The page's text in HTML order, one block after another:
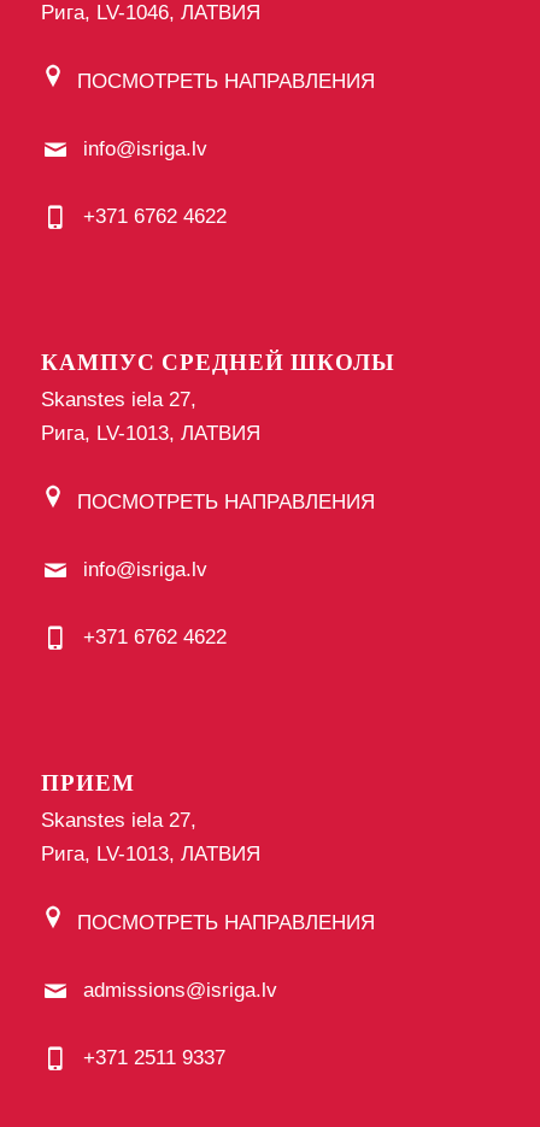
Рига, LV-1046, ЛАТВИЯ
ПОСМОТРЕТЬ НАПРАВЛЕНИЯ
info@isriga.lv
+371 6762 4622
КАМПУС СРЕДНЕЙ ШКОЛЫ
Skanstes iela 27,
Рига, LV-1013, ЛАТВИЯ
ПОСМОТРЕТЬ НАПРАВЛЕНИЯ
info@isriga.lv
+371 6762 4622
ПРИЕМ
Skanstes iela 27,
Рига, LV-1013, ЛАТВИЯ
ПОСМОТРЕТЬ НАПРАВЛЕНИЯ
admissions@isriga.lv
+371 2511 9337